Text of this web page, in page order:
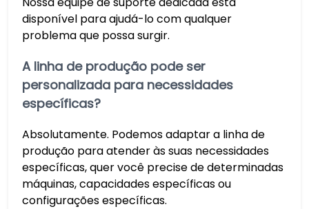
disponível para ajudá-lo com qualquer
problema que possa surgir.
A linha de produção pode ser
personalizada para necessidades
específicas?
Absolutamente. Podemos adaptar a linha de
produção para atender às suas necessidades
específicas, quer você precise de determinadas
máquinas, capacidades específicas ou
configurações específicas.